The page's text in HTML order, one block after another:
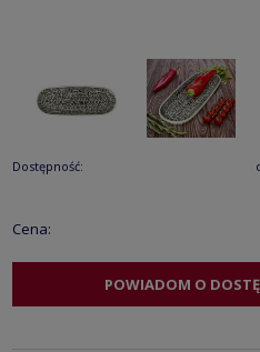
Dostępność:
Cena:
POWIADOM O